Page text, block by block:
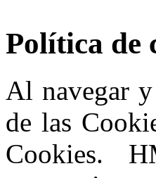
Política de
Al navegar
de las
Cookies.